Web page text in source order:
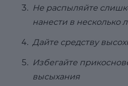
Не распыляйте
нанести в несколько
Дайте средству
Избегайте
высыхания